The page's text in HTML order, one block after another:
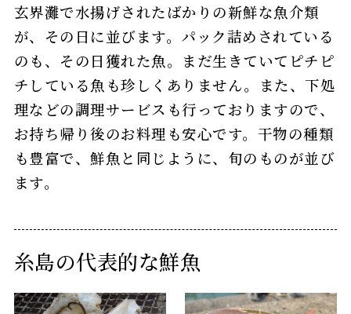
玄界灘で水揚げされたばかりの新鮮な魚介類
が、その日に並びます。パック詰めされている
のも、その日獲れた魚。まだ生きていてピチピ
チしている魚も珍しくありません。また、下処
理などの調理サービスも行っておりますので、
お持ち帰り後のお料理も安心です。干物の種類
も豊富で、鮮魚と同じように、旬のものが並び
ます。
糸島の代表的な鮮魚